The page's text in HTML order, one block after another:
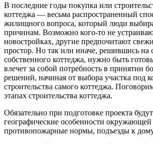
В последние годы покупка или
коттеджа — весьма распространенный
жилищного вопроса, который люди
причинам. Возможно кого-то не
новостройках, другие предпочитают
простор. Но так или иначе, решившись на
собственного коттеджа, нужно быть
влечет за собой потребность в принятии
решений, начиная от выбора участка под
строительства самого коттеджа.
этапах строительства коттеджа.
Обязательно при подготовке проекта
географические особенности окружающей
противопожарные нормы, подъезды к